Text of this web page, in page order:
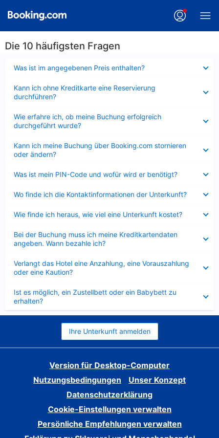
Die 10 häufigsten Fragen
Was ist im angegebenen Preis enthalten?
Kann ich ohne Kreditkarte eine Reservierung
durchführen?
Wie erfahre ich, ob meine Buchung erfolgreich
durchgeführt wurde?
Kann ich meine Buchung über Booking.com stornieren
oder ändern?
Was ist mein PIN-Code und wofür wird er benötigt?
Wo finde ich die Kontaktinformationen der Unterkunft?
Wie finde ich heraus, wie viel eine Unterkunft kostet?
Bei der Buchung muss ich meine Kreditkartendaten
angeben. Wann bezahle ich?
Verlangt das Hotel eine Anzahlung, eine Vorauszahlung
oder eine Kaution?
Ist es möglich, ein Zustellbett oder ein Babybett zu
erhalten?
Ihre Unterkunft anmelden
Version für Desktop-Computer
Nutzungsbedingungen
Unser Konzept
Datenschutzerklärung
Cookie-Einstellungen verwalten
Persönliche Empfehlungen verwalten